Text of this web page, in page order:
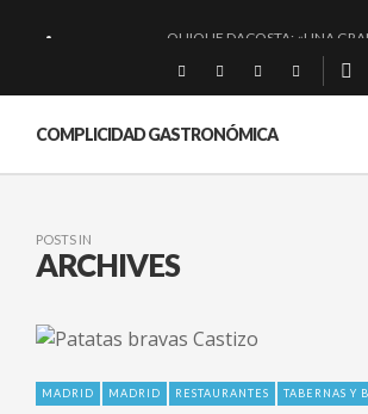
QUIQUE DACOSTA: «UNA
EL BARUCO DE ANERO: MUCHO
MONTIA: ESENCIAL Y
COMPLICIDAD GASTRONÓMICA
POSTS IN
ARCHIVES
MADRID MADRID RESTAURANTES TABERNAS Y